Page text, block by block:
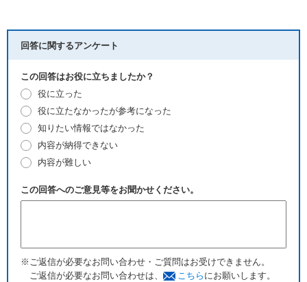
回答に関するアンケート
この回答はお役に立ちましたか？
役に立った
役に立たなかったが参考になった
知りたい情報ではなかった
内容が納得できない
内容が難しい
この回答へのご意見等をお聞かせください。
※ご返信が必要なお問い合わせ・ご質問はお受けできません。
ご返信が必要なお問い合わせは、
こちら にお願いします。